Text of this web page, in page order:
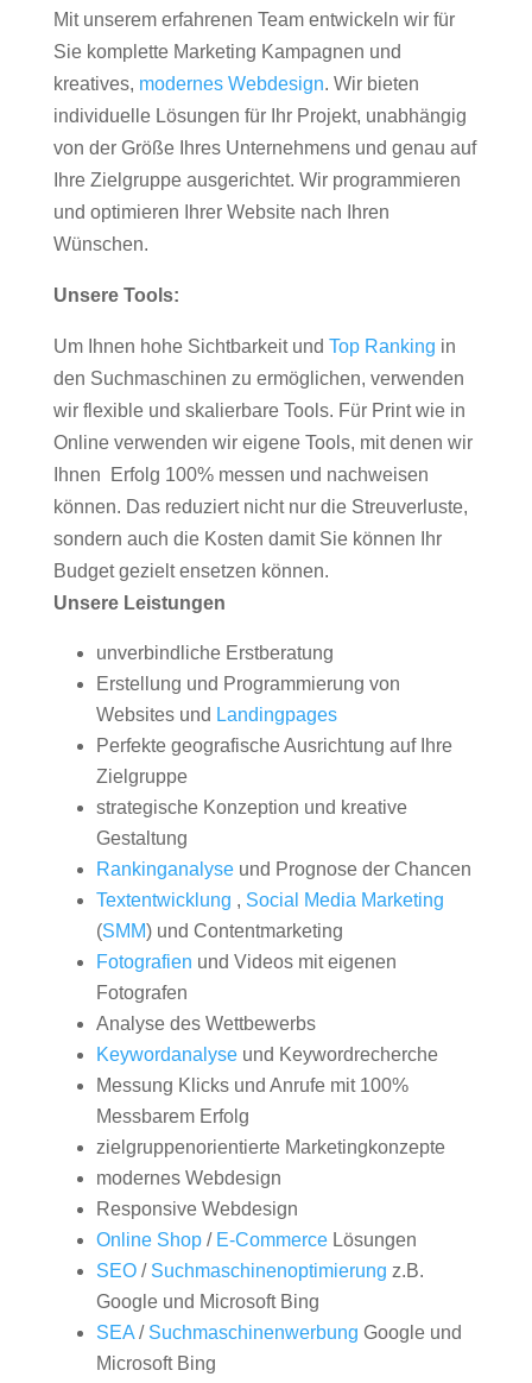
Mit unserem erfahrenen Team entwickeln wir für
Sie komplette Marketing Kampagnen und
kreatives, modernes Webdesign. Wir bieten
individuelle Lösungen für Ihr Projekt, unabhängig
von der Größe Ihres Unternehmens und genau auf
Ihre Zielgruppe ausgerichtet. Wir programmieren
und optimieren Ihrer Website nach Ihren
Wünschen.
Unsere Tools:
Um Ihnen hohe Sichtbarkeit und Top Ranking in
den Suchmaschinen zu ermöglichen, verwenden
wir flexible und skalierbare Tools. Für Print wie in
Online verwenden wir eigene Tools, mit denen wir
Ihnen Erfolg 100% messen und nachweisen
können. Das reduziert nicht nur die Streuverluste,
sondern auch die Kosten damit Sie können Ihr
Budget gezielt ensetzen können.
Unsere Leistungen
unverbindliche Erstberatung
Erstellung und Programmierung von
Websites und Landingpages
Perfekte geografische Ausrichtung auf Ihre
Zielgruppe
strategische Konzeption und kreative
Gestaltung
Rankinganalyseund Prognose der Chancen
Textentwicklung , Social Media Marketing
(SMM) und Contentmarketing
Fotografien und Videos mit eigenen
Fotografen
Analyse des Wettbewerbs
Keywordanalyseund Keywordrecherche
Messung Klicks und Anrufe mit 100%
Messbarem Erfolg
zielgruppenorientierte Marketingkonzepte
modernes Webdesign
Responsive Webdesign
Online Shop/ E-CommerceLösungen
SEO/ Suchmaschinenoptimierung z.B.
Google und Microsoft Bing
SEA/ Suchmaschinenwerbung Google und
Microsoft Bing